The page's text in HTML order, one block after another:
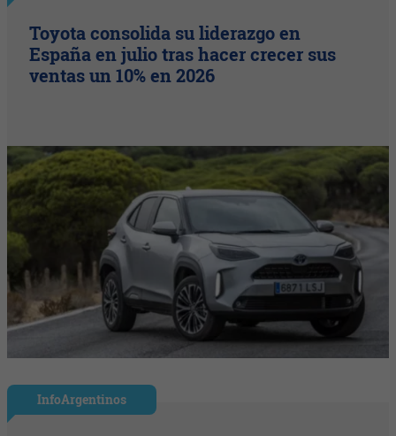
Toyota consolida su liderazgo en
España en julio tras hacer crecer sus
ventas un 10% en 2026
InfoArgentinos